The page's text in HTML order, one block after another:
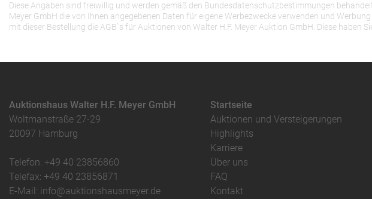
Diese Angaben sind freiwillig und werden gemäß den Bundesdatenschutzbestimmungen
Meyer GmbH die von Ihnen angegebenen Daten für eigene Werbezwecke verwenden und
mit dieser Bestellung die AGB`s für Auktionen von Walter H.F. Meyer Auktion GmbH. Diese
Auktionshaus Walter H.F. Meyer GmbH
Woltmanstraße 27-29
20097 Hamburg
Telefon: +49 40 23856860
Telefax: +49 40 23856871
E-Mail: info@auktionshausmeyer.de
Startseite
Auktionen und Versteigerungen
Highlights
Karriere
Über uns
FAQ
Kontakt